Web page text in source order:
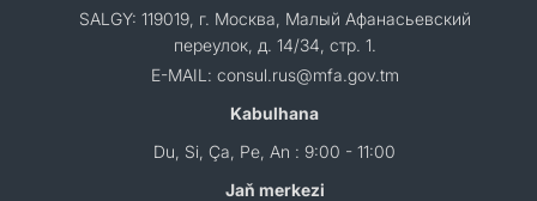
SALGY: 119019, г. Москва, Малый Афанасьевский
переулок, д. 14/34, стр. 1.
E-MAIL: consul.rus@mfa.gov.tm
Kabulhana
Du, Si, Ça, Pe, An : 9:00 - 11:00
Jaň merkezi